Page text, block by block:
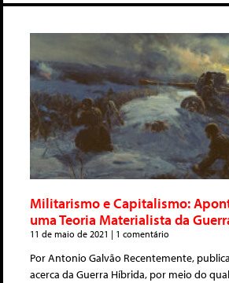
Militarismo e Capitalismo:
uma Teoria Materialista da
11 de maio de 2021 1 comentário
Por Antonio Galvão Recentemente,
acerca da Guerra Híbrida, por meio do